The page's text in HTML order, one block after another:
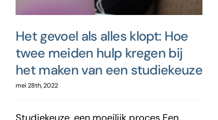
Het gevoel als alles klopt: Hoe
twee meiden hulp kregen bij
het maken van een studiekeuze
mei 28th, 2022
Studiekeuze, een moeilijk proces Een